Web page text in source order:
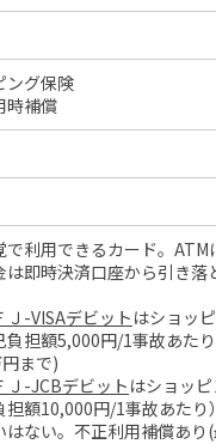
グ保険
補償
利用できるカード。ATM
即時決済口座から引き落
Ｊ-VISAデビット はショッ
負担額5,000円/1事故あた
まで)
Ｊ-JCBデビット はショッ
担額10,000円/1事故あた
はない。不正利用補償あ